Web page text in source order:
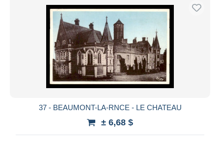
37 - BEAUMONT-LA-RNCE - LE CHATEAU
± 6,68 $